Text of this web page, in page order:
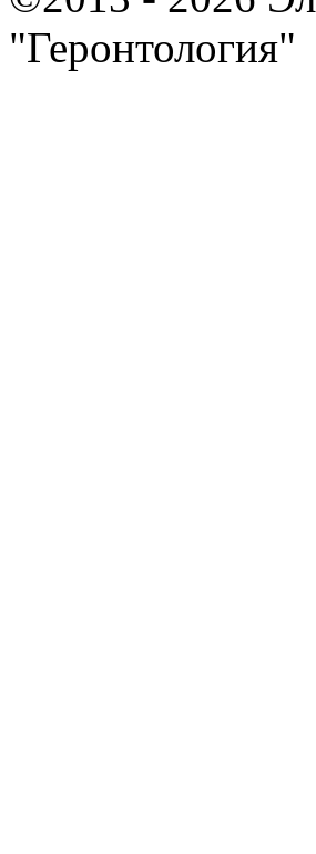
"Геронтология"